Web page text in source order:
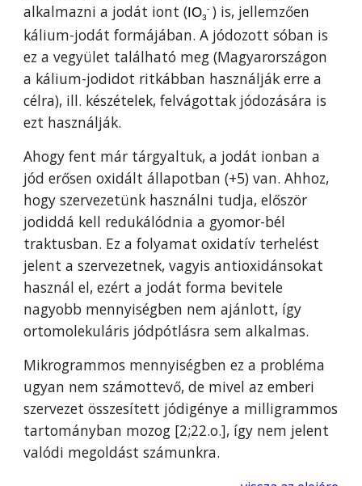
alkalmazni a jodát iont (IO3
- ) is, jellemzően
kálium-jodát formájában. A jódozott sóban is
ez a vegyület található meg (Magyarországon
a kálium-jodidot ritkábban használják erre a
célra), ill. készételek, felvágottak jódozására is
ezt használják.
Ahogy fent már tárgyaltuk, a jodát ionban a
jód erősen oxidált állapotban (+5) van. Ahhoz,
hogy szervezetünk használni tudja, először
jodiddá kell redukálódnia a gyomor-bél
traktusban. Ez a folyamat oxidatív terhelést
jelent a szervezetnek, vagyis antioxidánsokat
használ el,ezérta jodát forma bevitele
nagyobb mennyiségben nem ajánlott, így
ortomolekuláris jódpótlásra sem alkalmas.
Mikrogrammos mennyiségben ez a probléma
ugyan nem számottevő, de mivel az emberi
szervezet összesített jódigénye a milligrammos
tartományban mozog [2;22.o.], így nem jelent
valódi megoldást számunkra.